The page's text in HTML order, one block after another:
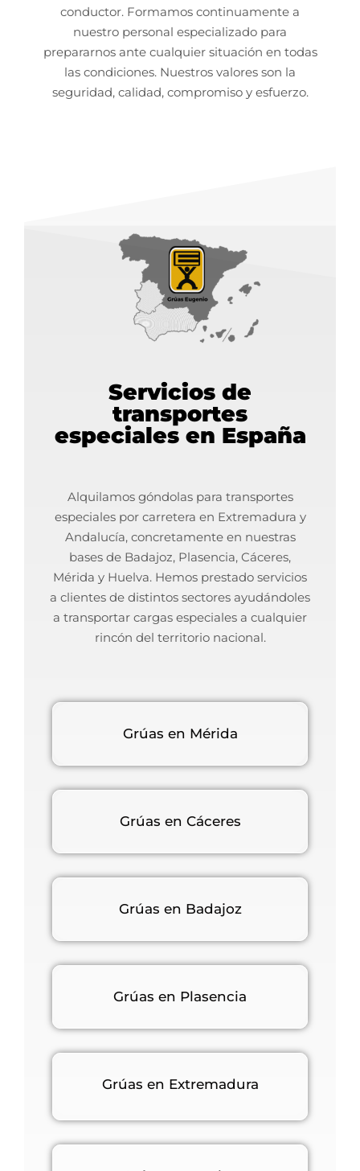
conductor. Formamos continuamente a
nuestro personal especializado para
prepararnos ante cualquier situación en todas
las condiciones. Nuestros valores son la
seguridad, calidad, compromiso y esfuerzo.
Servicios de
transportes
especiales en España
Alquilamos góndolas para transportes
especiales por carretera en Extremadura y
Andalucía, concretamente en nuestras
bases de Badajoz, Plasencia, Cáceres,
Mérida y Huelva. Hemos prestado servicios
a clientes de distintos sectores ayudándoles
a transportar cargas especiales a cualquier
rincón del territorio nacional.
Grúas en Mérida
Grúas en Cáceres
Grúas en Badajoz
Grúas en Plasencia
Grúas en Extremadura